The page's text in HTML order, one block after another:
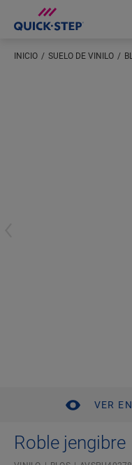
INICIO SUELO DE VINILO
VER
Roble jengibre